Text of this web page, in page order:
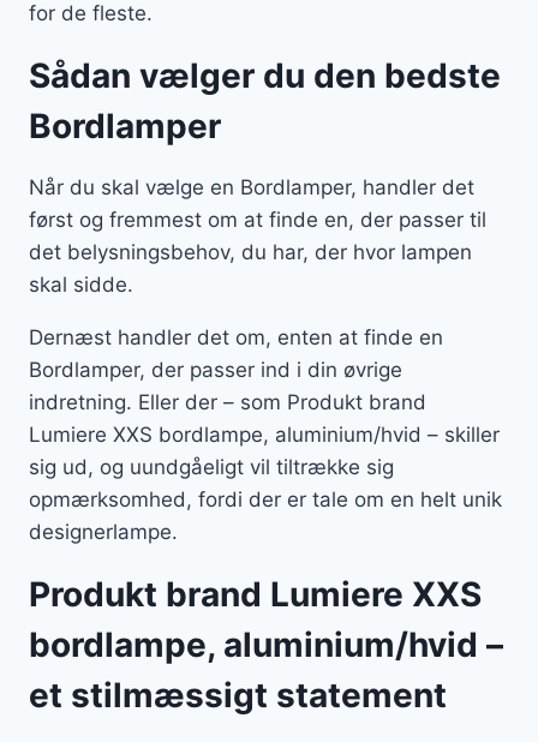
for de fleste.
Sådan vælger du den bedste
Bordlamper
Når du skal vælge en Bordlamper, handler det
først og fremmest om at finde en, der passer til
det belysningsbehov, du har, der hvor lampen
skal sidde.
Dernæst handler det om, enten at finde en
Bordlamper, der passer ind i din øvrige
indretning. Eller der – som Produkt brand
Lumiere XXS bordlampe, aluminium/hvid – skiller
sig ud, og uundgåeligt vil tiltrække sig
opmærksomhed, fordi der er tale om en helt unik
designerlampe.
Produkt brand Lumiere XXS
bordlampe, aluminium/hvid –
et stilmæssigt statement